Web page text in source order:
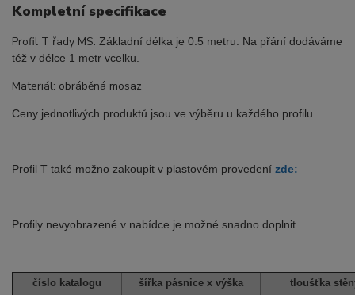
Kompletní specifikace
Profil T řady MS. Základní délka je 0.5 metru. Na přání dodáváme
též v délce 1 metr vcelku.
Materiál: obráběná mosaz
Ceny jednotlivých produktů jsou ve výběru u každého profilu.
Profil T také možno zakoupit v plastovém provedení zde:
Profily nevyobrazené v nabídce je možné snadno doplnit.
číslo katalogu šířka pásnice x výška tloušťka